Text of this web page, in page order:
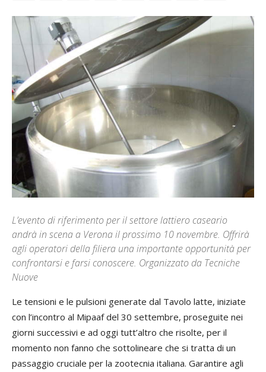
L’evento di riferimento per il settore lattiero caseario
andrà in scena a Verona il prossimo 10 novembre. Offrirà
agli operatori della filiera una importante opportunità per
confrontarsi e farsi conoscere. Organizzato da Tecniche
Nuove
Le tensioni e le pulsioni generate dal Tavolo latte, iniziate
con l’incontro al Mipaaf del 30 settembre, proseguite nei
giorni successivi e ad oggi tutt’altro che risolte, per il
momento non fanno che sottolineare che si tratta di un
passaggio cruciale per la zootecnia italiana. Garantire agli